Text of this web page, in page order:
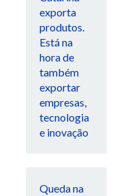
exporta
produtos.
Está na
hora de
também
exportar
empresas,
tecnologia
e inovação
Queda na